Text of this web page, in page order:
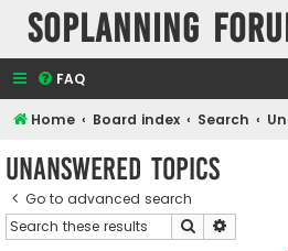
SOPlanning
FAQ
Home Board index Search
Unanswered topics
Go to advanced search
Search